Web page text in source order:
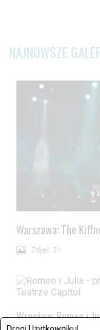
NAJNOWSZE
Warszawa: The
Zdjęć: 21
Wrocław: Romeo i